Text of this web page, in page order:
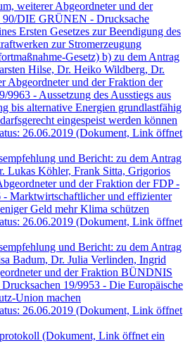
weiterer Abgeordneter und der
DIE GRÜNEN - Drucksache
Ersten Gesetzes zur Beendigung des
zur Stromerzeugung
Gesetz) b) zu dem Antrag
Hilse, Dr. Heiko Wildberg, Dr.
Abgeordneter und der Fraktion der
- Aussetzung des Ausstiegs aus
bis alternative Energien grundlastfähig
eingespeist werden können
26.06.2019 (Dokument, Link öffnet
und Bericht: zu dem Antrag
Lukas Köhler, Frank Sitta, Grigorios
und der Fraktion der FDP -
- Marktwirtschaftlicher und effizienter
Geld mehr Klima schützen
26.06.2019 (Dokument, Link öffnet
und Bericht: zu dem Antrag
Badum, Dr. Julia Verlinden, Ingrid
und der Fraktion BÜNDNIS
19/9953 - Die Europäische
Union machen
26.06.2019 (Dokument, Link öffnet
(Dokument, Link öffnet ein